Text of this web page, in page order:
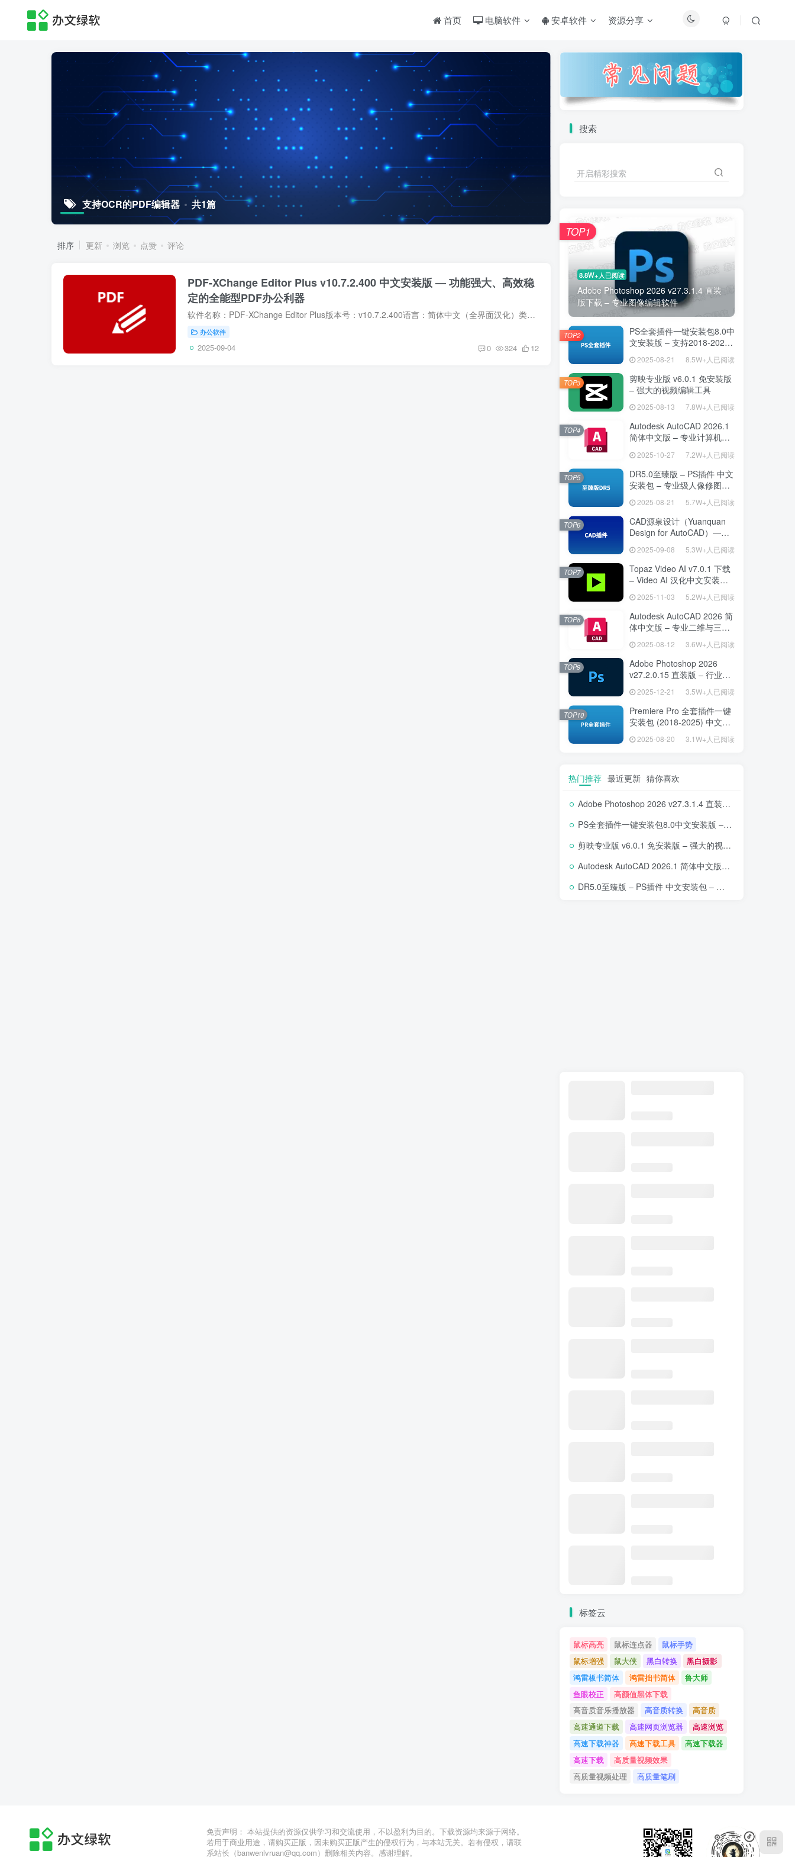
首页 电脑软件 安卓软件 资源分享
支持OCR的PDF编辑器 共1篇
排序 更新 浏览 点赞 评论
PDF-XChange Editor Plus v10.7.2.400 中文安装版 — 功能强大、高效稳
定的全能型PDF办公利器
软件名称：PDF-XChange Editor Plus版本号：v10.7.2.400语言：简体中文（全界面汉化）类型：官方风格中文安装版 / 增强稳定版平台支持：Windows 7 / 8 / 10 / 11（32位 & 64位）安装大小：...
办公软件
2025-09-04 0 324 12
搜索
开启精彩搜索
8.8W+人已阅读
Adobe Photoshop 2026 v27.3.1.4 直装
版下载 – 专业图像编辑软件
TOP1
PS全套插件一键安装包8.0中
文安装版 – 支持2018-2025
– 提升设计效率
2025-08-21 8.5W+人已阅读
TOP2
剪映专业版 v6.0.1 免安装版
– 强大的视频编辑工具
2025-08-13 7.8W+人已阅读
TOP3
Autodesk AutoCAD 2026.1
简体中文版 – 专业计算机辅
2025-10-27 7.2W+人已阅读
TOP4
DR5.0至臻版 – PS插件 中文
安装包 – 专业级人像修图工
2025-08-21 5.7W+人已阅读
TOP5
CAD源泉设计（Yuanquan
Design for AutoCAD）——
高效绘图利器
2025-09-08 5.3W+人已阅读
TOP6
Topaz Video AI v7.0.1 下载
– Video AI 汉化中文安装版
2025-11-03 5.2W+人已阅读
TOP7
Autodesk AutoCAD 2026 简
体中文版 – 专业二维与三维
2025-08-12 3.6W+人已阅读
TOP8
Adobe Photoshop 2026
v27.2.0.15 直装版 – 行业标
2025-12-21 3.5W+人已阅读
TOP9
Premiere Pro 全套插件一键
安装包 (2018-2025) 中文安
率的专业工具
2025-08-20 3.1W+人已阅读
TOP10
热门推荐 最近更新 猜你喜欢
Adobe Photoshop 2026 v27.3.1.4 直装版下载 – 专业图像编辑软件
PS全套插件一键安装包8.0中文安装版 – 支持2018-2025 – 提升设计效率
剪映专业版 v6.0.1 免安装版 – 强大的视频编辑工具
Autodesk AutoCAD 2026.1 简体中文版 – 专业计算机辅助设计软件
DR5.0至臻版 – PS插件 中文安装包 – 专业级人像修图工具
标签云
鼠标高亮 鼠标连点器
鼠标手势
鼠标增强
鼠大侠 黑白转换
黑白摄影
鸿雷板书简体
鸿雷拙书简体
鲁大师
鱼眼校正
高颜值黑体下载
高音质音乐播放器
高音质转换
高音质
高速通道下载
高速网页浏览器
高速浏览
高速下载神器
高速下载工具
高速下载器
高速下载
高质量视频效果
高质量视频处理
高质量笔刷
免责声明： 本站提供的资源仅供学习和交流使用，不以盈利为目的。下载资源均来源于网络。
若用于商业用途，请购买正版，因未购买正版产生的侵权行为，与本站无关。若有侵权，请联
系站长（banwenlvruan@qq.com）删除相关内容。感谢理解。